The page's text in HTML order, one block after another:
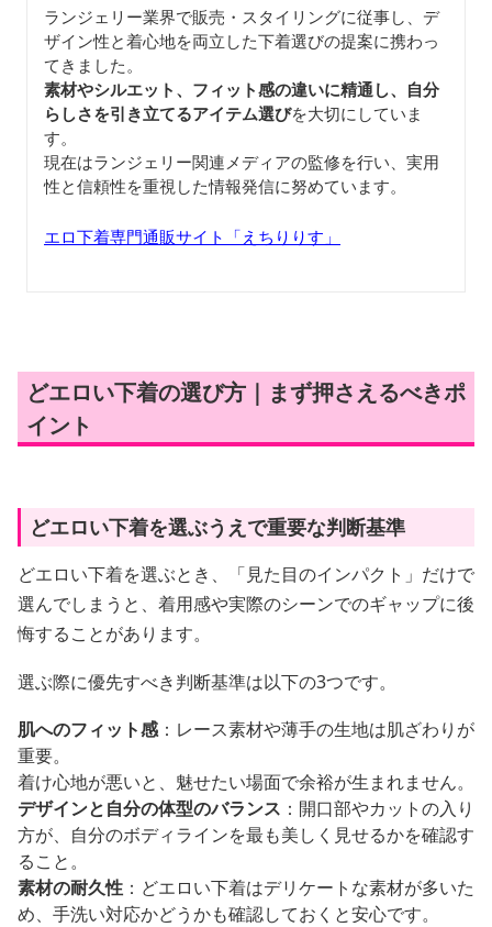
ランジェリー業界で販売・スタイリングに従事し、デ
ザイン性と着心地を両立した下着選びの提案に携わっ
てきました。
素材やシルエット、フィット感の違いに精通し、自分
らしさを引き立てるアイテム選びを大切にしていま
す。
現在はランジェリー関連メディアの監修を行い、実用
性と信頼性を重視した情報発信に努めています。
エロ下着専門通販サイト「えちりりす」
どエロい下着の選び方｜まず押さえるべきポ
イント
どエロい下着を選ぶうえで重要な判断基準
どエロい下着を選ぶとき、「見た目のインパクト」だけで
選んでしまうと、着用感や実際のシーンでのギャップに後
悔することがあります。
選ぶ際に優先すべき判断基準は以下の3つです。
肌へのフィット感：レース素材や薄手の生地は肌ざわりが
重要。
着け心地が悪いと、魅せたい場面で余裕が生まれません。
デザインと自分の体型のバランス ：開口部やカットの入り
方が、自分のボディラインを最も美しく見せるかを確認す
ること。
素材の耐久性 ：どエロい下着はデリケートな素材が多いた
め、手洗い対応かどうかも確認しておくと安心です。